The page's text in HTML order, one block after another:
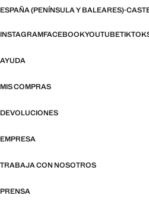
ESPAÑA (PENÍNSULA Y BALEARES)·
INSTAGRAMFACEBOOKYOUTUBETIKTOK
AYUDA
MIS COMPRAS
DEVOLUCIONES
EMPRESA
TRABAJA CON NOSOTROS
PRENSA